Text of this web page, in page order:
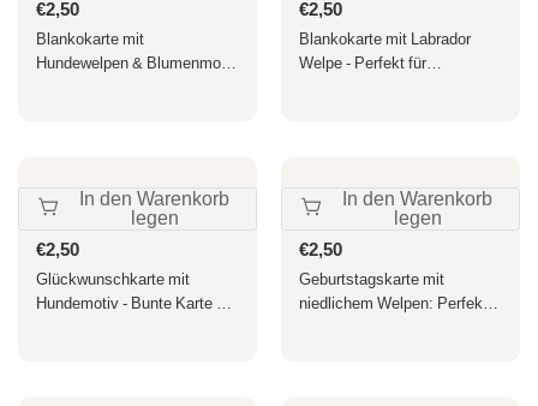
Normaler
Preis
€2,50
Blankokarte mit
Hundewelpen & Blumenmotiv
Normaler
Preis
€2,50
Blankokarte mit Labrador
Welpe - Perfekt für
In den Warenkorb
legen
Normaler
Preis
€2,50
Glückwunschkarte mit
Hundemotiv - Bunte Karte mit
In den Warenkorb
legen
Normaler
Preis
€2,50
Geburtstagskarte mit
niedlichem Welpen: Perfekte